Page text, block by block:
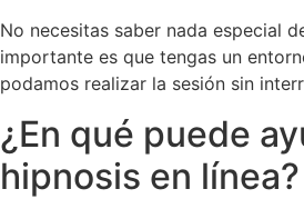
No necesitas saber nada especial
importante es que tengas un
podamos realizar la sesión sin
¿En qué puede
hipnosis en línea?